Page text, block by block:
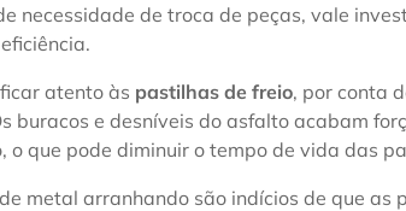
necessidade de troca de peças, vale
atento às pastilhas de freio, por conta
buracos e desníveis do asfalto acabam
o que pode diminuir o tempo de vida das
metal arranhando são indícios de que as